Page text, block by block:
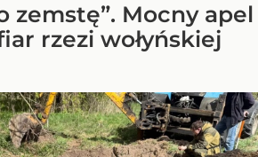
zemstę”. Mocny apel
rzezi wołyńskiej